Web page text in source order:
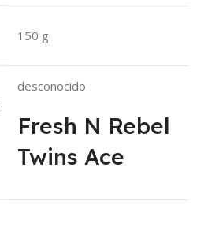
‎150 g
‎desconocido
Fresh N Rebel
Twins Ace